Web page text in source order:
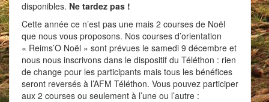
disponibles. Ne tardez pas !
Cette année ce n’est pas une mais 2 courses de Noël
que nous vous proposons. Nos courses d’orientation
« Reims’O Noël » sont prévues le samedi 9 décembre et
nous nous inscrivons dans le dispositif du Téléthon : rien
de change pour les participants mais tous les bénéfices
seront reversés à l’AFM Téléthon. Vous pouvez participer
aux 2 courses ou seulement à l’une ou l’autre :